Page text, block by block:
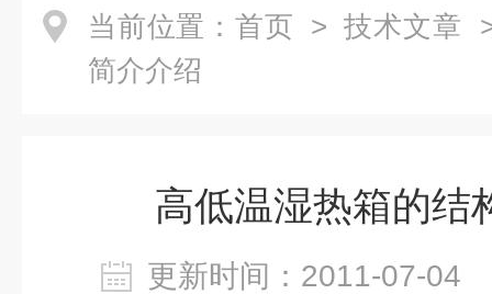
当前位置： 首页 > 技术文章
简介介绍
高低温湿热箱的结
更新时间：2011-07-